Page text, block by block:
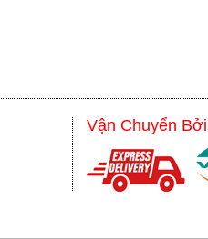
Vận Chuyển Bởi